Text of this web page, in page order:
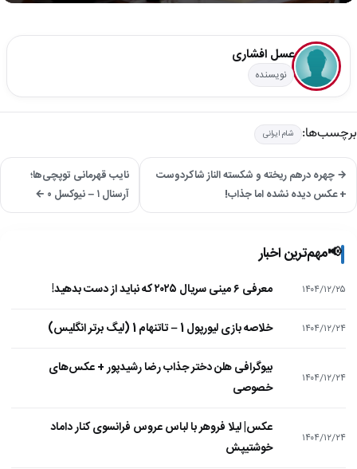
29 عسل افشاری
نویسنده
برچسب‌ها: شام ایرانی
→ چهره درهم ریخته و شکسته الناز شاکردوست
+ عکس دیده نشده اما جذاب!
نایب قهرمانی توپچی‌ها؛
آرسنال ۱ – نیوکسل ۰ ←
📢مهم‌ترین اخبار
۱۴۰۴/۱۲/۲۵ معرفی ۶ مینی سریال ۲۰۲۵ که نباید از دست بدهید!
۱۴۰۴/۱۲/۲۴ خلاصه بازی لیورپول 1 – تاتنهام 1 (لیگ برتر انگلیس)
۱۴۰۴/۱۲/۲۴
بیوگرافی هلن دختر جذاب رضا رشیدپور + عکس‌های
خصوصی
۱۴۰۴/۱۲/۲۴
عکس| لیلا فروهر با لباس عروس فرانسوی کنار داماد
خوشتیپش